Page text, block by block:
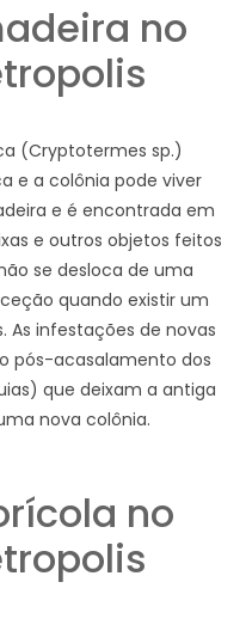
no
(Cryptotermes sp.)
e a colônia pode viver
e é encontrada em
e outros objetos feitos
se desloca de uma
quando existir um
infestações de novas
pós-acasalamento dos
que deixam a antiga
nova colônia.
no